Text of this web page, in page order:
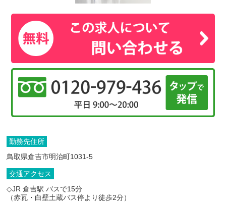
勤務先住所
鳥取県倉吉市明治町1031-5
交通アクセス
◇JR 倉吉駅 バスで15分
（赤瓦・白壁土蔵バス停より徒歩2分）